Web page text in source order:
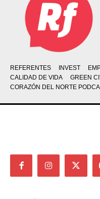
REFERENTES INVEST
CALIDAD DE VIDA
GREEN
CORAZÓN DEL NORTE